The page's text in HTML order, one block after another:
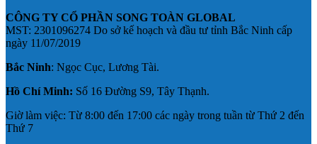
CÔNG TY CỔ PHẦN SONG TOÀN GLOBAL
MST: 2301096274 Do sở kế hoạch và đầu tư tỉnh Bắc Ninh cấp
ngày 11/07/2019
Bắc Ninh: Ngọc Cục, Lương Tài.
Hồ Chí Minh: Số 16 Đường S9, Tây Thạnh.
Giờ làm việc: Từ 8:00 đến 17:00 các ngày trong tuần từ Thứ 2 đến
Thứ 7